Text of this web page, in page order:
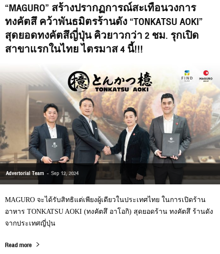
“MAGURO” สร้างปรากฏการณ์สะเทือนวงการ
ทงคัตสึ คว้าพันธมิตรร้านดัง “TONKATSU AOKI”
สุดยอดทงคัตสึญี่ปุ่น คิวยาวกว่า 2 ชม. รุกเปิด
สาขาแรกในไทย ไตรมาส 4 นี้!!!
Advertorial Team - Sep 12, 2024
MAGURO จะได้รับสิทธิแต่เพียงผู้เดียวในประเทศไทย ในการเปิดร้าน
อาหาร TONKATSU AOKI (ทงคัตสึ อาโอกิ) สุดยอดร้าน ทงคัตสึ ร้านดัง
จากประเทศญี่ปุ่น
Read more